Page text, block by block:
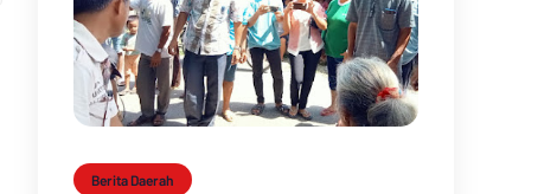
Berita Daerah